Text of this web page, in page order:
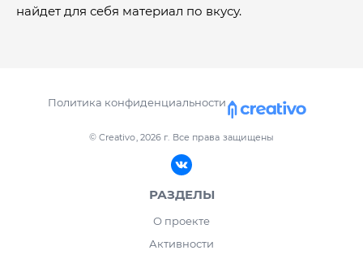
найдет для себя материал по вкусу.
© Creativo, 2026 г. Все права защищены
Политика конфиденциальности
РАЗДЕЛЫ
О проекте
Активности